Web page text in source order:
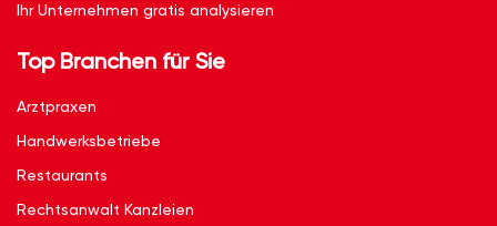
Ihr Unternehmen gratis analysieren
Top Branchen für Sie
Arztpraxen
Handwerksbetriebe
Restaurants
Rechtsanwalt Kanzleien